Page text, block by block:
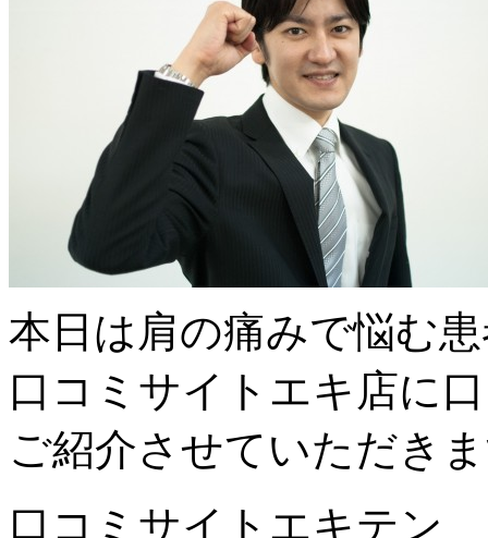
本日は肩の痛みで悩む
口コミサイトエキ店に
ご紹介させていただき
口コミサイトエキテン